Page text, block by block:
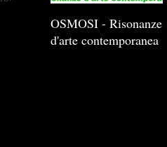
OSMOSI - Risonanze
d'arte contemporanea